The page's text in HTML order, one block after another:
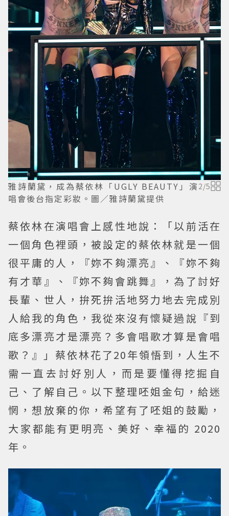
雅詩蘭黛，成為蔡依林「UGLY BEAUTY」演
唱會後台指定彩妝。圖／雅詩蘭黛提供
2/5
蔡依林在演唱會上感性地說：「以前活在
一個角色裡頭，被設定的蔡依林就是一個
很平庸的人，『妳不夠漂亮』、『妳不夠
有才華』、『妳不夠會跳舞』，為了討好
長輩、世人，拚死拚活地努力地去完成別
人給我的角色，我從來沒有懷疑過說『到
底多漂亮才是漂亮？多會唱歌才算是會唱
歌？』」蔡依林花了20年領悟到，人生不
需一直去討好別人，而是要懂得挖掘自
己、了解自己。以下整理呸姐金句，給迷
惘，想放棄的你，希望有了呸姐的鼓勵，
大家都能有更明亮、美好、幸福的 2020
年。